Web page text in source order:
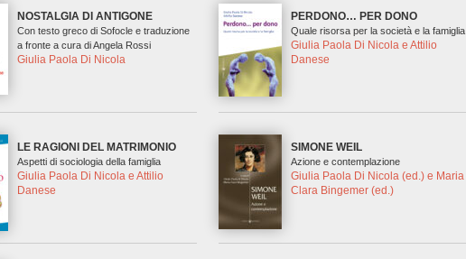
NOSTALGIA DI ANTIGONE
Con testo greco di Sofocle e traduzione
a fronte a cura di Angela Rossi
Giulia Paola Di Nicola
PERDONO… PER DONO
Quale risorsa per la società e la famiglia
Giulia Paola Di Nicola e Attilio
Danese
LE RAGIONI DEL MATRIMONIO
Aspetti di sociologia della famiglia
Giulia Paola Di Nicola e Attilio
Danese
SIMONE WEIL
Azione e contemplazione
Giulia Paola Di Nicola (ed.) e Maria
Clara Bingemer (ed.)